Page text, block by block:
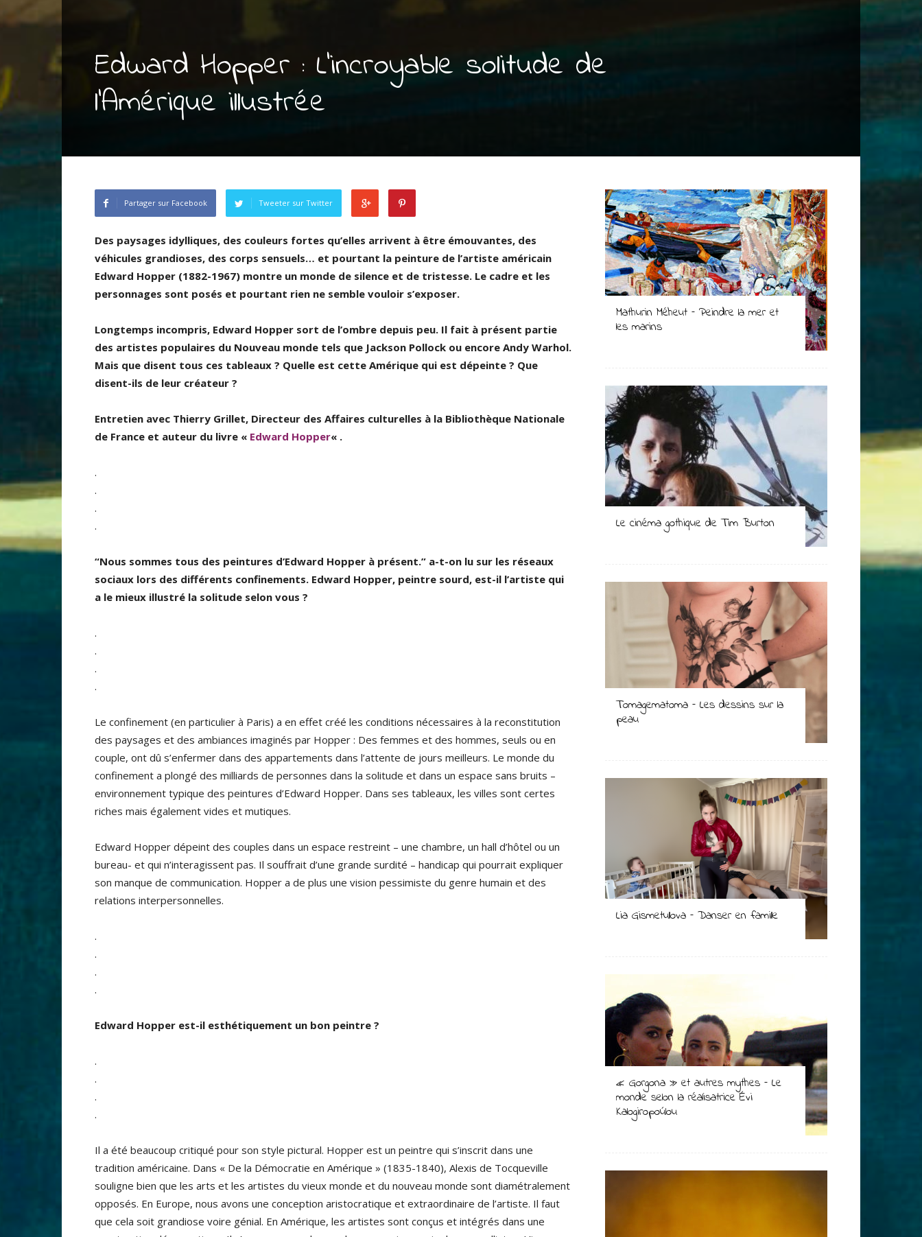
Edward Hopper : L’incroyable solitude de
l’Amérique illustrée
Partager sur Facebook Tweeter sur Twitter
Des paysages idylliques, des couleurs fortes qu’elles arrivent à être émouvantes, des
véhicules grandioses, des corps sensuels… et pourtant la peinture de l’artiste américain
Edward Hopper (1882-1967) montre un monde de silence et de tristesse. Le cadre et les
personnages sont posés et pourtant rien ne semble vouloir s’exposer.
Longtemps incompris, Edward Hopper sort de l’ombre depuis peu. Il fait à présent partie
des artistes populaires du Nouveau monde tels que Jackson Pollock ou encore Andy Warhol.
Mais que disent tous ces tableaux ? Quelle est cette Amérique qui est dépeinte ? Que
disent-ils de leur créateur ?
Entretien avec Thierry Grillet, Directeur des Affaires culturelles à la Bibliothèque Nationale
de France et auteur du livre « Edward Hopper« .
.
.
.
.
“Nous sommes tous des peintures d’Edward Hopper à présent.” a-t-on lu sur les réseaux
sociaux lors des différents confinements. Edward Hopper, peintre sourd, est-il l’artiste qui
a le mieux illustré la solitude selon vous ?
.
.
.
.
Le confinement (en particulier à Paris) a en effet créé les conditions nécessaires à la reconstitution
des paysages et des ambiances imaginés par Hopper : Des femmes et des hommes, seuls ou en
couple, ont dû s’enfermer dans des appartements dans l’attente de jours meilleurs. Le monde du
confinement a plongé des milliards de personnes dans la solitude et dans un espace sans bruits –
environnement typique des peintures d’Edward Hopper. Dans ses tableaux, les villes sont certes
riches mais également vides et mutiques.
Edward Hopper dépeint des couples dans un espace restreint – une chambre, un hall d’hôtel ou un
bureau- et qui n’interagissent pas. Il souffrait d’une grande surdité – handicap qui pourrait expliquer
son manque de communication. Hopper a de plus une vision pessimiste du genre humain et des
relations interpersonnelles.
.
.
.
.
Edward Hopper est-il esthétiquement un bon peintre ?
.
.
.
.
Il a été beaucoup critiqué pour son style pictural. Hopper est un peintre qui s’inscrit dans une
tradition américaine. Dans « De la Démocratie en Amérique » (1835-1840), Alexis de Tocqueville
souligne bien que les arts et les artistes du vieux monde et du nouveau monde sont diamétralement
opposés. En Europe, nous avons une conception aristocratique et extraordinaire de l’artiste. Il faut
que cela soit grandiose voire génial. En Amérique, les artistes sont conçus et intégrés dans une
Mathurin Méheut – Peindre la mer et
les marins
Le cinéma gothique de Tim Burton
Tomagematoma – Les dessins sur la
peau
Lia Gismetullova – Danser en famille
« Gorgona » et autres mythes – Le
monde selon la réalisatrice Évi
Kalogiropoúlou